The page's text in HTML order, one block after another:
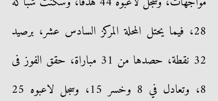
28، فيما يحتل المحلة المركز السادس عشر، برصيد
32 نقطة، حصدها من 31 مباراة، حقق الفوز فى
8، وتعادل في 8 وخسر 15، وسجل لاعبوه 25